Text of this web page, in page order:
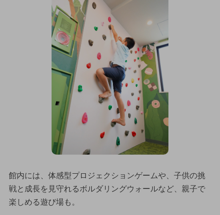
館内には、体感型プロジェクションゲームや、子供の挑
戦と成長を見守れるボルダリングウォールなど、親子で
楽しめる遊び場も。